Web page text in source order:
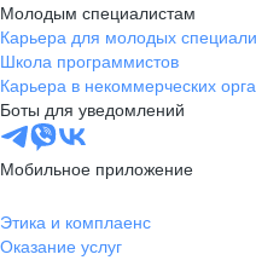
Молодым специалистам
Карьера для молодых
Школа программистов
Карьера в некоммерческих
Боты для уведомлений
Мобильное приложение
Этика и комплаенс
Оказание услуг